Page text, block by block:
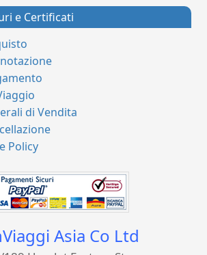
e Certificati
di Vendita
Policy
Asia Co Ltd